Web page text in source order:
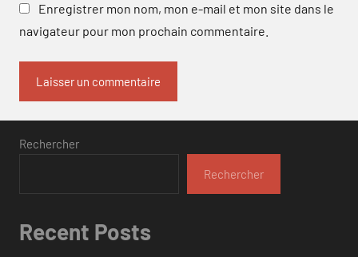
Enregistrer mon nom, mon e-mail et mon site dans le
navigateur pour mon prochain commentaire.
Rechercher
Rechercher
Recent Posts